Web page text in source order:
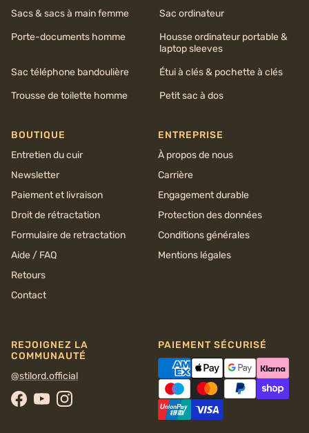
Sacs & sacs à main femme
Sac ordinateur
Porte-documents homme
Housse ordinateur portable &
laptop sleeves
Sac téléphone bandoulière
Étui à clés & pochette à clés
Trousse de toilette homme
Petit sac à dos
BOUTIQUE
Entretien du cuir
Newsletter
Paiement et livraison
Droit de rétractation
Formulaire de retractation
Aide / FAQ
Retours
Contact
ENTREPRISE
À propos de nous
Carrière
Engagement durable
Protection des données
Conditions générales
Mentions légales
REJOIGNEZ LA
COMMUNAUTÉ
@stilord.official
Facebook
YouTubeInstagram
PAIEMENT SÉCURISÉ